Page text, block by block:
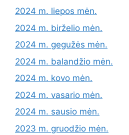
2024 m. liepos mėn.
2024 m. birželio mėn.
2024 m. gegužės mėn.
2024 m. balandžio mėn.
2024 m. kovo mėn.
2024 m. vasario mėn.
2024 m. sausio mėn.
2023 m. gruodžio mėn.